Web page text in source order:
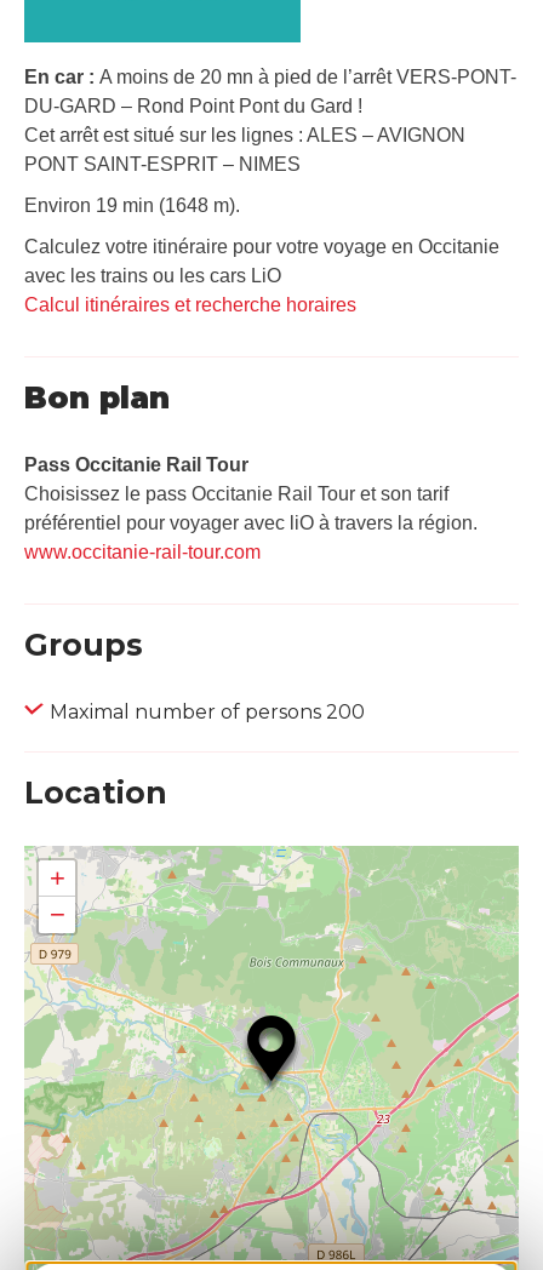
En car : A moins de 20 mn à pied de l’arrêt VERS-PONT-
DU-GARD – Rond Point Pont du Gard !
Cet arrêt est situé sur les lignes : ALES – AVIGNON
PONT SAINT-ESPRIT – NIMES
Environ 19 min (1648 m).
Calculez votre itinéraire pour votre voyage en Occitanie
avec les trains ou les cars LiO
Calcul itinéraires et recherche horaires
Bon plan
Pass Occitanie Rail Tour​
Choisissez le pass Occitanie Rail Tour et son tarif
préférentiel pour voyager avec liO à travers la région.
www.occitanie-rail-tour.com
Groups
Maximal number of persons 200
Location
+
−